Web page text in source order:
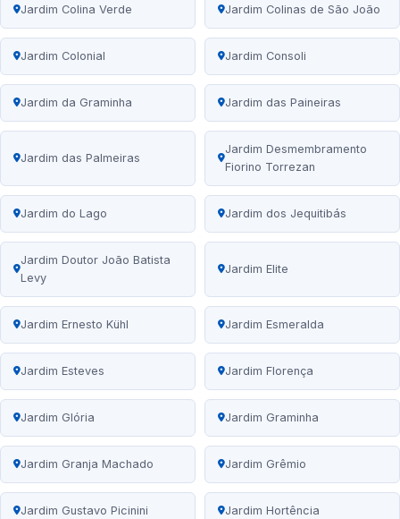
Jardim Colina Verde Jardim Colinas de São João
Jardim Colonial Jardim Consoli
Jardim da Graminha Jardim das Paineiras
Jardim das Palmeiras
Jardim Desmembramento
Fiorino Torrezan
Jardim do Lago Jardim dos Jequitibás
Jardim Doutor João Batista
Levy
Jardim Elite
Jardim Ernesto Kühl Jardim Esmeralda
Jardim Esteves Jardim Florença
Jardim Glória Jardim Graminha
Jardim Granja Machado Jardim Grêmio
Jardim Gustavo Picinini Jardim Hortência